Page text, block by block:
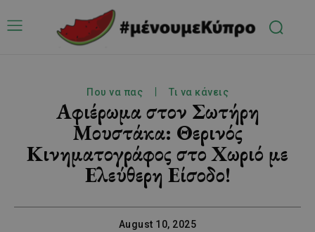
Που να πας Τι να κάνεις
Αφιέρωμα στον Σωτήρη
Μουστάκα: Θερινός
Κινηματογράφος στο Χωριό με
Ελεύθερη Είσοδο!
August 10, 2025